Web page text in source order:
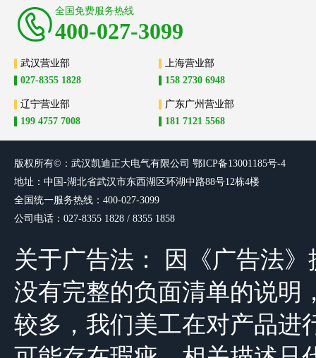
全国免费服务热线
400-027-3099
武汉营业部
027-8355 1828
上海营业部
158 2730 6948
辽宁营业部
199 4757 7008
广东广州营业部
181 7121 5568
版权所有©：武汉凯迪正大电气有限公司 鄂ICP备13001185号-4
地址：中国-湖北省武汉市东西湖区环湖中路88号12栋4楼
全国统一服务热线：400-027-3099
公司电话：027-8355 1828 / 8355 1858
关于广告法： 因《广告法
没有完整的负面清单的说明
较多，我们美工在对产品进